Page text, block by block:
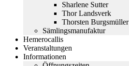
Sharlene Sutter
Thor Landsverk
Thorsten Burgsmüller
Sämlingsmanufaktur
Hemerocallis
Veranstaltungen
Informationen